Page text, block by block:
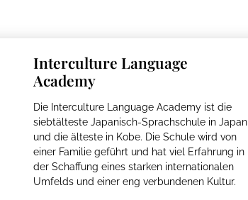
Interculture Language
Academy
Die Interculture Language Academy ist die
siebtälteste Japanisch-Sprachschule in Japan
und die älteste in Kobe. Die Schule wird von
einer Familie geführt und hat viel Erfahrung in
der Schaffung eines starken internationalen
Umfelds und einer eng verbundenen Kultur.